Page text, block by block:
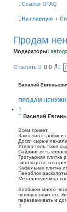
Ссылки FAQ
На главную
Продам
Модераторы:
Ответить
П
с
Р
ш
е
ы
о
и
с
к
Василий
ПРОДАМ
С
о
б
щ
е
н
и
е
Василий
Всем привет.
Закончил стройку и
Доски сырые
Утеплитель тоже
Сайдинг есть
Тротуарная плитка
Гипсокартон
Кафельная плитка
Пеноблок
Металочерепица
Вообщем много чего
человек зовут его
перезванивать и